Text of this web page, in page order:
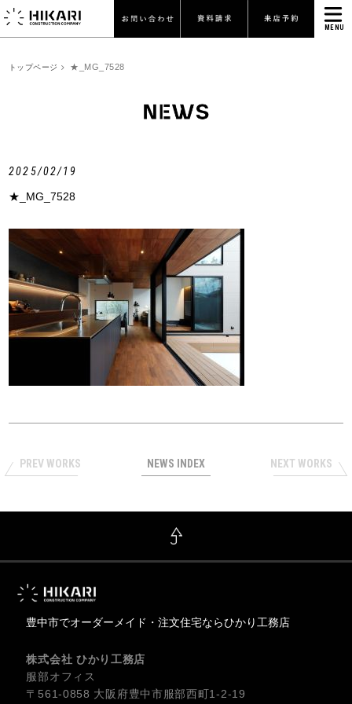
MENU
トップページ ★_MG_7528
2025/02/19
★_MG_7528
PREV WORKS NEWS INDEX NEXT WORKS
豊中市でオーダーメイド・注文住宅ならひかり工務店
株式会社 ひかり工務店
服部オフィス
〒561-0858 大阪府豊中市服部西町1-2-19